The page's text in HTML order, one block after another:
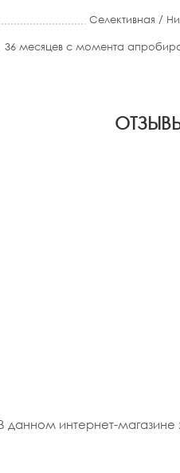
Селективная /
36 месяцев с момента
данном интернет-магазине